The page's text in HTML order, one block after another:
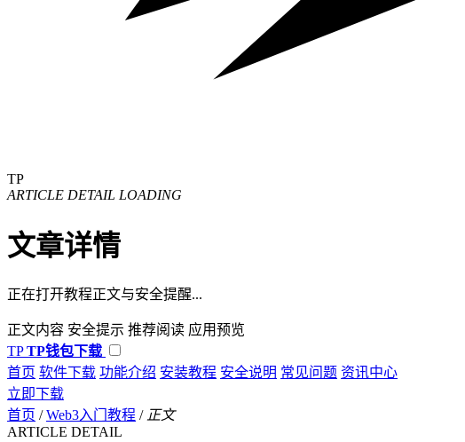
TP
ARTICLE DETAIL LOADING
文章详情
正在打开教程正文与安全提醒...
正文内容 安全提示 推荐阅读 应用预览
TP TP钱包下载
首页 软件下载 功能介绍 安装教程 安全说明 常见问题 资讯中心
立即下载
首页 / Web3入门教程 / 正文
ARTICLE DETAIL